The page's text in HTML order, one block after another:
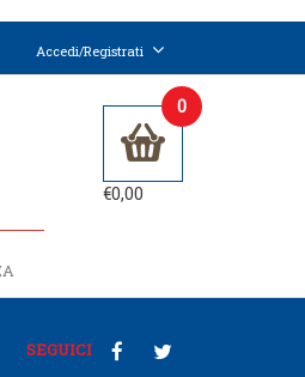
Accedi/Registrati
0
€0,00
SEGUICI